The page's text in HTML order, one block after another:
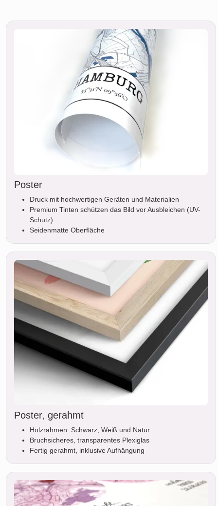
Poster
Druck mit hochwertigen Geräten und Materialien
Premium Tinten schützen das Bild vor Ausbleichen (UV-
Schutz).
Seidenmatte Oberfläche
Poster, gerahmt
Holzrahmen: Schwarz, Weiß und Natur
Bruchsicheres, transparentes Plexiglas
Fertig gerahmt, inklusive Aufhängung